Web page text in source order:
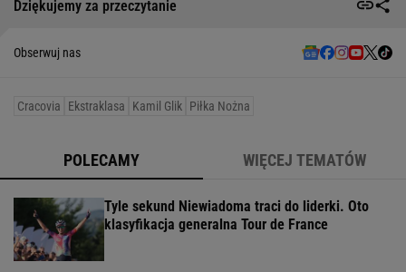
Dziękujemy za przeczytanie
Obserwuj nas
Cracovia Ekstraklasa Kamil Glik Piłka Nożna
POLECAMY WIĘCEJ TEMATÓW
Tyle sekund Niewiadoma traci do liderki. Oto
klasyfikacja generalna Tour de France